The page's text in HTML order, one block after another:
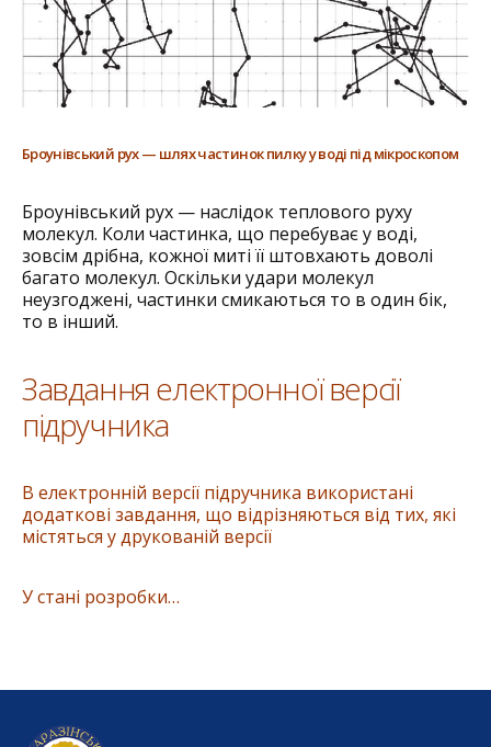
Броунівський рух — шлях частинок пилку у воді під мікроскопом
Броунівський рух — наслідок теплового руху
молекул. Коли частинка, що перебуває у воді,
зовсім дрібна, кожної миті її штовхають доволі
багато молекул. Оскільки удари молекул
неузгоджені, частинки смикаються то в один бік,
то в інший.
Завдання електронної версії
підручника
В електронній версії підручника використані
додаткові завдання, що відрізняються від тих, які
містяться у друкованій версії
У стані розробки…